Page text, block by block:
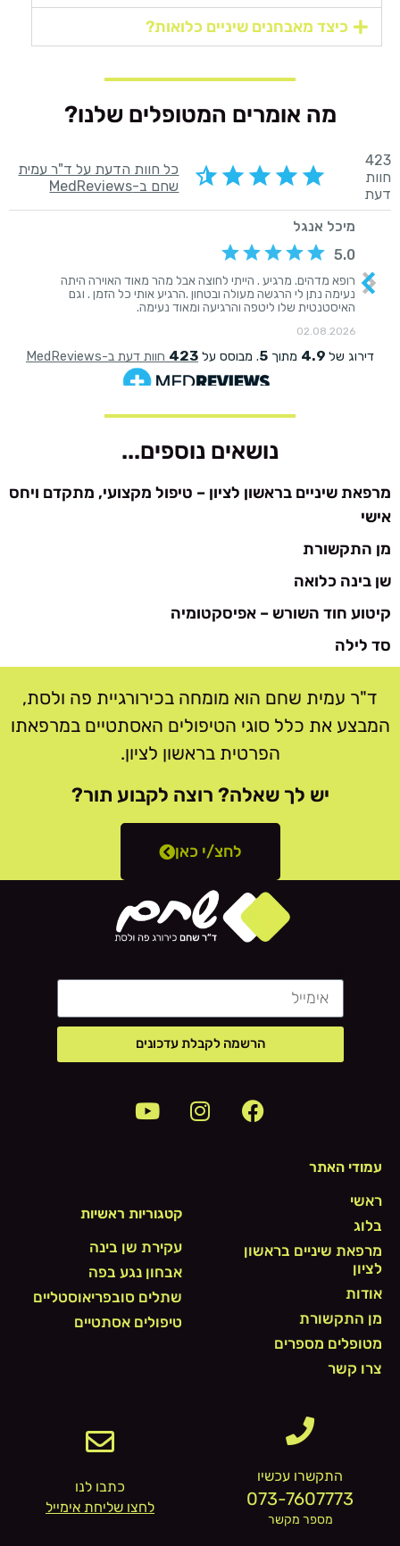
כיצד מאבחנים שיניים כלואות?
מה אומרים המטופלים שלנו?
נושאים נוספים...
מרפאת שיניים בראשון לציון – טיפול מקצועי, מתקדם ויחס
אישי
מן התקשורת
שן בינה כלואה
קיטוע חוד השורש – אפיסקטומיה
סד לילה
ד"ר עמית שחם הוא מומחה בכירורגיית פה ולסת,
המבצע את כלל סוגי הטיפולים האסתטיים במרפאתו
הפרטית בראשון לציון.
יש לך שאלה? רוצה לקבוע תור?
לחצ/י כאן
הרשמה לקבלת עדכונים
עמודי האתר
ראשי
בלוג
מרפאת שיניים בראשון
לציון
אודות
מן התקשורת
מטופלים מספרים
צרו קשר
קטגוריות ראשיות
עקירת שן בינה
אבחון נגע בפה
שתלים סובפריאוסטליים
טיפולים אסתטיים
התקשרו עכשיו
073-7607773
מספר מקשר
כתבו לנו
לחצו שליחת אימייל